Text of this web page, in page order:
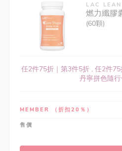
LAC
燃力纖膠
(60顆)
任2件75折｜第3件5折 , 任2件
丹寧拼色隨行
MEMBER （折扣20％）
售價